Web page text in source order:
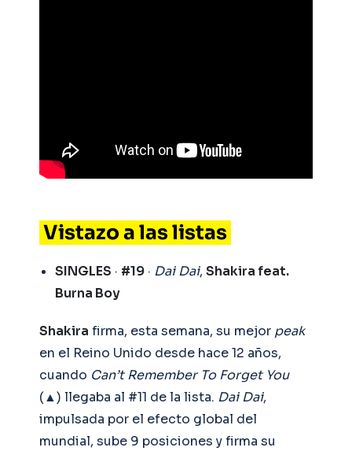
Vistazo a las listas
SINGLES · #19 · Dai Dai, Shakira feat.
Burna Boy
Shakira firma, esta semana, su mejor peak
en el Reino Unido desde hace 12 años,
cuando Can’t Remember To Forget You
(▲) llegaba al #11 de la lista. Dai Dai,
impulsada por el efecto global del
mundial, sube 9 posiciones y firma su